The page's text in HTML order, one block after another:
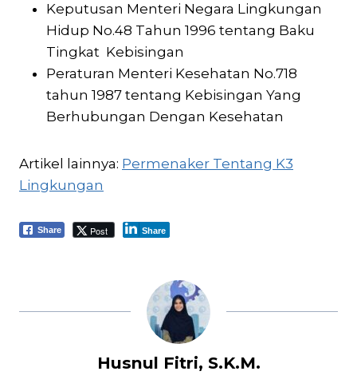
Keputusan Menteri Negara Lingkungan
Hidup No.48 Tahun 1996 tentang Baku
Tingkat Kebisingan
Peraturan Menteri Kesehatan No.718
tahun 1987 tentang Kebisingan Yang
Berhubungan Dengan Kesehatan
Artikel lainnya: Permenaker Tentang K3
Lingkungan
Share Post Share
Husnul Fitri, S.K.M.